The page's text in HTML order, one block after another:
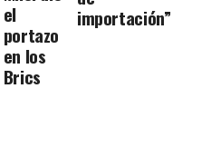
el
portazo
en los
Brics
importación”